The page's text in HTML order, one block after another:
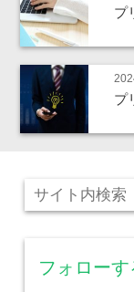
プ
プ
フォローす